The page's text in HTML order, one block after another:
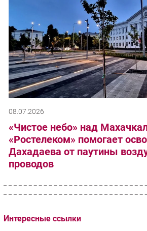
08.07.2026
«Чистое небо» над
«Ростелеком» помогает
Дахадаева от паутины
проводов
Интересные ссылки